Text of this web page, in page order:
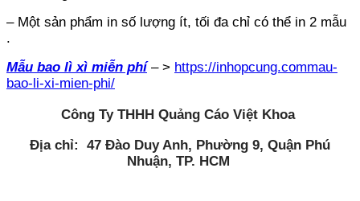
– Một sản phẩm in số lượng ít, tối đa chỉ có thể in 2 mẫu
.
Mẫu bao lì xì miễn phí– > https://inhopcung.commau-
bao-li-xi-mien-phi/
Công Ty THHH Quảng Cáo Việt Khoa
Địa chỉ:
47 Đào Duy Anh, Phường 9, Quận Phú
Nhuận, TP. HCM